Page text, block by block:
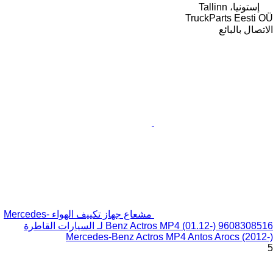
إستونيا، Tallinn
TruckParts Eesti OÜ
الاتصال بالبائع
مشعاع جهاز تكييف الهواء Mercedes-
Benz Actros MP4 (01.12-) 9608308516 لـ السيارات القاطرة
Mercedes-Benz Actros MP4 Antos Arocs (2012-)
5